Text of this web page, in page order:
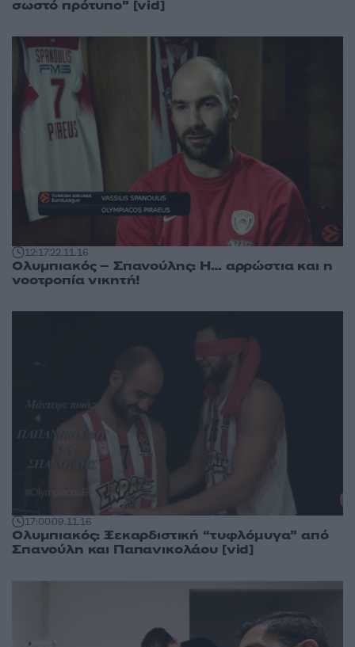
σωστό πρότυπο” [vid]
12:1722.11.16
Ολυμπιακός – Σπανούλης: Η… αρρώστια και η
νοοτροπία νικητή!
17:0009.11.16
Ολυμπιακός: Ξεκαρδιστική “τυφλόμυγα” από
Σπανούλη και Παπανικολάου [vid]